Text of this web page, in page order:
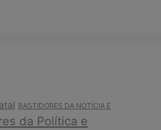
BASTIDORES DA NOTÍCIA E
da Política e